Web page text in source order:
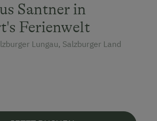
Santner in
Ferienwelt
Lungau, Salzburger Land